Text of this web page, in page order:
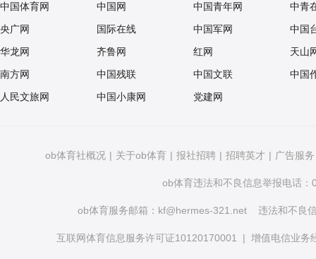
中国体育网
中国网 中国青年网
中青
央广网
国际在线 中国军网
中国
华龙网
齐鲁网 红网
天山
南方网
中国残联 中国文联
中国
人民文旅网
中国小康网 党建网
ob体育社概况 | 关于ob体育 | 报社招聘 | 招聘英才 | 广告服务
ob体育违法和不良信息举报电话
ob体育服务邮箱： kf@hermes-321.net 违法和不良
互联网体育信息服务许可证10120170001 | 增值电信业务